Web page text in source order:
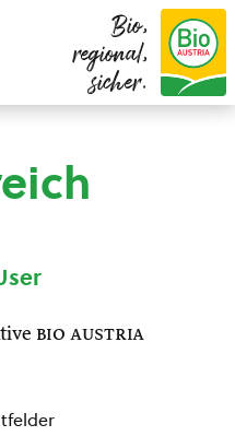
Bio,
regional,
sicher.
bio austria